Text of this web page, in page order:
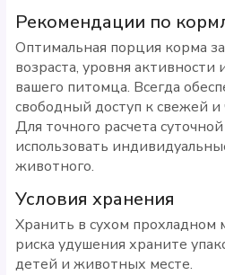
Рекомендации по
Оптимальная порция корма
возраста, уровня активности
вашего питомца. Всегда
свободный доступ к свежей
Для точного расчета
использовать
животного.
Условия хранения
Хранить в сухом прохладном
риска удушения храните
детей и животных месте.